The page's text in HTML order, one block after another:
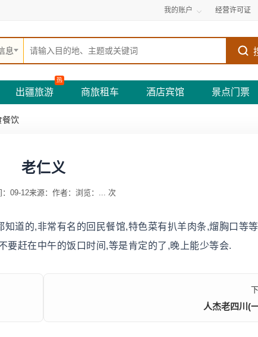
我的账户 经营许可证
息
出疆旅游
热
商旅租车 酒店宾馆 景点门票
餐饮
老仁义
09-12来源： 作者： 浏览： ... 次
道的,非常有名的回民餐馆,特色菜有扒羊肉条,熘胸口等
要赶在中午的饭口时间,等是肯定的了,晚上能少等会.
人杰老四川(